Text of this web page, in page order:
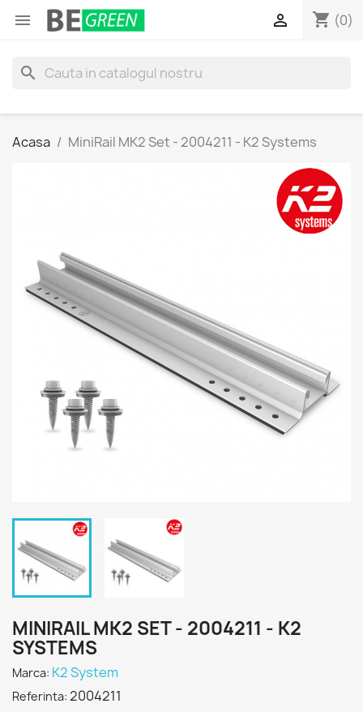
 shopping_cart (0)

search
Acasa MiniRail MK2 Set - 2004211 - K2 Systems
MINIRAIL MK2 SET - 2004211 - K2
SYSTEMS
Marca: K2 System
Referinta: 2004211